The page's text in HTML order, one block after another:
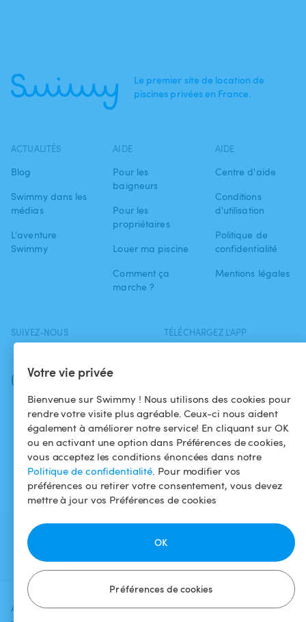
Votre vie privée
Bienvenue sur Swimmy ! Nous utilisons des cookies pour
rendre votre visite plus agréable. Ceux-ci nous aident
également à améliorer notre service! En cliquant sur OK
ou en activant une option dans Préférences de cookies,
vous acceptez les conditions énoncées dans notre
Politique de confidentialité. Pour modifier vos
préférences ou retirer votre consentement, vous devez
mettre à jour vos Préférences de cookies
Préférences de cookies
OK
Ajoutez une date et un créneau pour
Vérifier la
Le premier site de location de
piscines privées en France.
ACTUALITÉS
Blog
Swimmy dans les
médias
L'aventure
Swimmy
AIDE
Pour les
baigneurs
Pour les
propriétaires
Louer ma piscine
Comment ça
marche ?
AIDE
Centre d'aide
Conditions
d'utilisation
Politique de
confidentialité
Mentions légales
SUIVEZ-NOUS
Instagram
TÉLÉCHARGEZ L'APP